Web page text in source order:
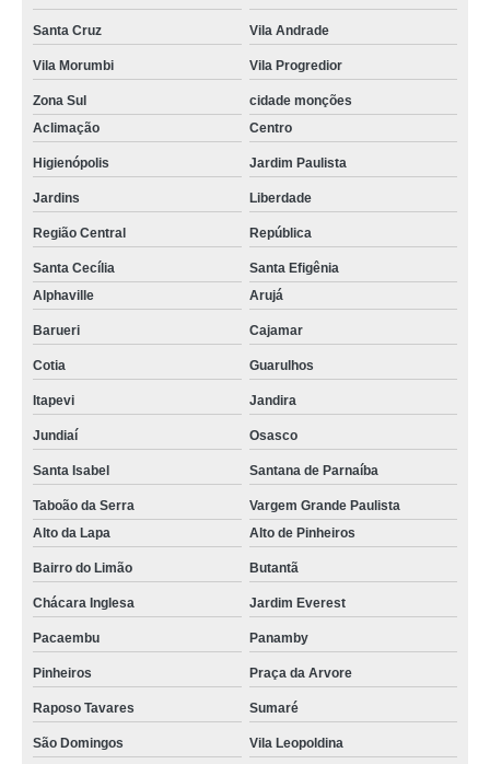
Santa Cruz Vila Andrade
Vila Morumbi Vila Progredior
Zona Sul
cidade monções
Aclimação
Centro
Higienópolis Jardim Paulista
Jardins Liberdade
Região Central República
Santa Cecília
Santa Efigênia
Alphaville
Arujá
Barueri Cajamar
Cotia Guarulhos
Itapevi Jandira
Jundiaí Osasco
Santa Isabel Santana de Parnaíba
Taboão da Serra
Vargem Grande Paulista
Alto da Lapa
Alto de Pinheiros
Bairro do Limão Butantã
Chácara Inglesa Jardim Everest
Pacaembu Panamby
Pinheiros Praça da Arvore
Raposo Tavares Sumaré
São Domingos Vila Leopoldina